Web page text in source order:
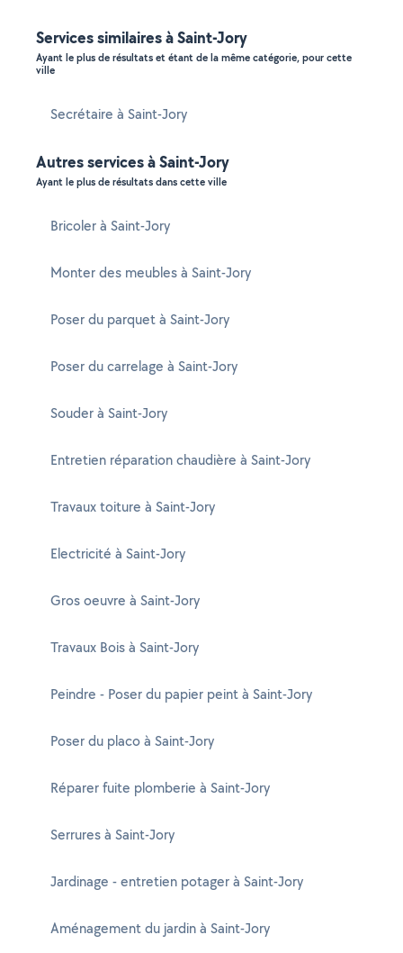
Services similaires à Saint-Jory
Ayant le plus de résultats et étant de la même catégorie, pour cette
ville
Secrétaire à Saint-Jory
Autres services à Saint-Jory
Ayant le plus de résultats dans cette ville
Bricoler à Saint-Jory
Monter des meubles à Saint-Jory
Poser du parquet à Saint-Jory
Poser du carrelage à Saint-Jory
Souder à Saint-Jory
Entretien réparation chaudière à Saint-Jory
Travaux toiture à Saint-Jory
Electricité à Saint-Jory
Gros oeuvre à Saint-Jory
Travaux Bois à Saint-Jory
Peindre - Poser du papier peint à Saint-Jory
Poser du placo à Saint-Jory
Réparer fuite plomberie à Saint-Jory
Serrures à Saint-Jory
Jardinage - entretien potager à Saint-Jory
Aménagement du jardin à Saint-Jory